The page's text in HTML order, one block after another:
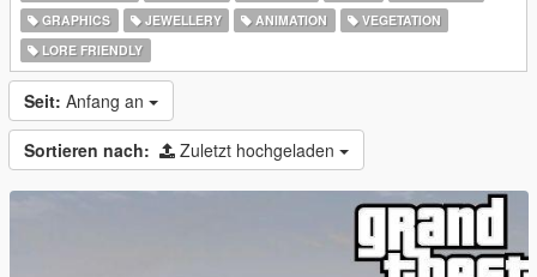
GRAPHICS
JEWELLERY ANIMATION
VEGETATION
LORE FRIENDLY
Seit: Anfang an
Sortieren nach: Zuletzt hochgeladen